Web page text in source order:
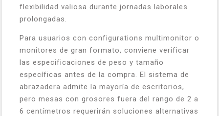
flexibilidad valiosa durante jornadas laborales
prolongadas.
Para usuarios con configurations multimonitor o
monitores de gran formato, conviene verificar
las especificaciones de peso y tamaño
específicas antes de la compra. El sistema de
abrazadera admite la mayoría de escritorios,
pero mesas con grosores fuera del rango de 2 a
6 centímetros requerirán soluciones alternativas